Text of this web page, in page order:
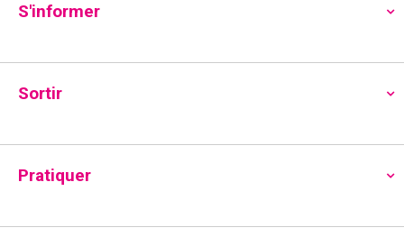
S'informer
Sortir
Pratiquer